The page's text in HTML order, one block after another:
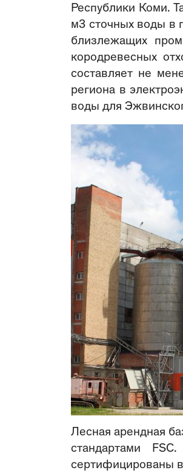
Республики Коми.
м3 сточных воды в
близлежащих
кородревесных
составляет не
региона в
воды для
Лесная арендная
стандартами
сертифицированы в